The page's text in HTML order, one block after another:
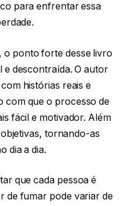
para enfrentar essa
o ponto forte desse livro
e descontraída. O autor
histórias reais e
com que o processo de
fácil e motivador. Além
tornando-as
dia a dia.
que cada pessoa é
de fumar pode variar de